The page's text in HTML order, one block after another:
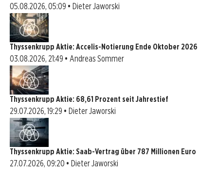
05.08.2026, 05:09 • Dieter Jaworski
Thyssenkrupp Aktie: Accelis-Notierung Ende Oktober 2026
03.08.2026, 21:49 • Andreas Sommer
Thyssenkrupp Aktie: 68,61 Prozent seit Jahrestief
29.07.2026, 19:29 • Dieter Jaworski
Thyssenkrupp Aktie: Saab-Vertrag über 787 Millionen Euro
27.07.2026, 09:20 • Dieter Jaworski